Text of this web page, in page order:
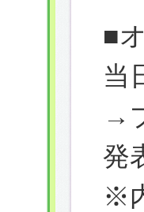
■
当
→
発
※